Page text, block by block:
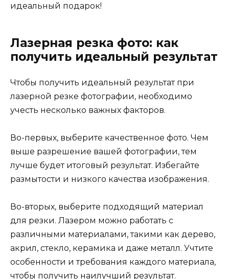
идеальный подарок!
Лазерная резка фото: как
получить идеальный результат
Чтобы получить идеальный результат при
лазерной резке фотографии, необходимо
учесть несколько важных факторов.
Во-первых, выберите качественное фото. Чем
выше разрешение вашей фотографии, тем
лучше будет итоговый результат. Избегайте
размытости и низкого качества изображения.
Во-вторых, выберите подходящий материал
для резки. Лазером можно работать с
различными материалами, такими как дерево,
акрил, стекло, керамика и даже металл. Учтите
особенности и требования каждого материала,
чтобы получить наилучший результат.